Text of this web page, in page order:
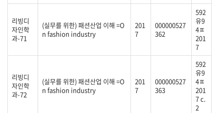
리빙디
자인학
과-71
(실무를 위한) 패션산업 이해 =O
n fashion industry
201
7
000000527
362
592
유9
4ㅍ
201
7
리빙디
자인학
과-72
(실무를 위한) 패션산업 이해 =O
n fashion industry
201
7
000000527
363
592
유9
4ㅍ
201
7 c.
2